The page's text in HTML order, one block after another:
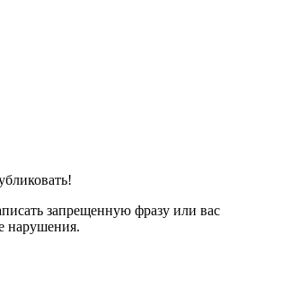
запрещенную фразу или вас
нарушения.